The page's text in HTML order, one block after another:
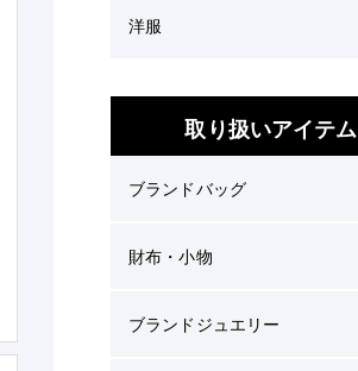
洋服
取り扱いアイテム
ブランドバッグ
財布・小物
ブランドジュエリー